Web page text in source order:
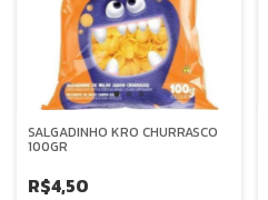
SALGADINHO KRO CHURRASCO
100GR
R$4,50